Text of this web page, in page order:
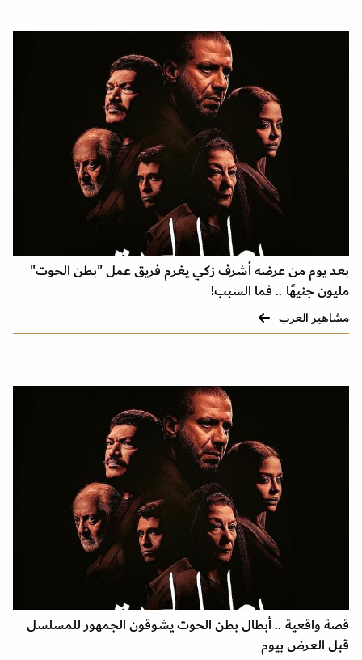
بعد يوم من عرضه أشرف زكي يغرم فريق عمل "بطن الحوت"
مليون جنيهًا .. فما السبب!
مشاهير العرب
قصة واقعية .. أبطال بطن الحوت يشوقون الجمهور للمسلسل
قبل العرض بيوم